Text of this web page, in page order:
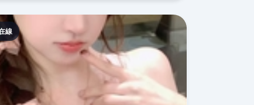
線